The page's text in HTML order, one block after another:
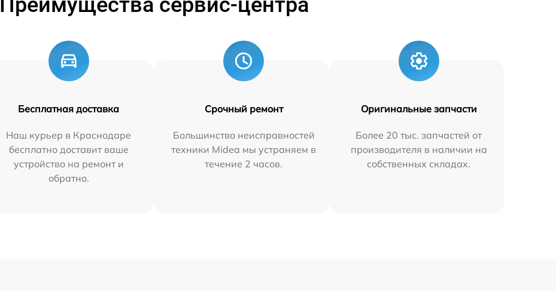
Бесплатная доставка
Наш курьер в Краснодаре
бесплатно доставит ваше
устройство на ремонт и
обратно.
Срочный ремонт
Большинство неисправностей
техники Midea мы устраняем в
течение 2 часов.
Оригинальные запчасти
Более 20 тыс. запчастей от
производителя в наличии на
собственных складах.